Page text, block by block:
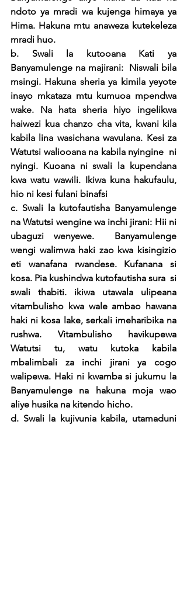
ndoto ya mradi wa kujenga himaya ya
Hima. Hakuna mtu anaweza kutekeleza
mradi huo.
b. Swali la kutooana Kati ya
Banyamulenge na majirani:  Niswali bila
msingi. Hakuna sheria ya kimila yeyote
inayo mkataza mtu kumuoa mpendwa
wake. Na hata sheria hiyo ingelikwa
haiwezi kua chanzo cha vita, kwani kila
kabila lina wasichana wavulana. Kesi za
Watutsi waliooana na kabila nyingine  ni
nyingi. Kuoana ni swali la kupendana
kwa watu wawili. Ikiwa kuna hakufaulu,
hio ni kesi fulani binafsi
c. Swali la kutofautisha Banyamulenge
na Watutsi wengine wa inchi jirani: Hii ni
ubaguzi wenyewe.  Banyamulenge
wengi walimwa haki zao kwa kisingizio
eti wanafana rwandese. Kufanana si
kosa. Pia kushindwa kutofautisha sura  si
swali thabiti. ikiwa utawala ulipeana
vitambulisho kwa wale ambao hawana
haki ni kosa lake, serkali imeharibika na
rushwa. Vitambulisho havikupewa
Watutsi tu, watu kutoka kabila
mbalimbali za inchi jirani ya cogo
walipewa. Haki ni kwamba si jukumu la
Banyamulenge na hakuna moja wao
aliye husika na kitendo hicho.
d. Swali la kujivunia kabila, utamaduni